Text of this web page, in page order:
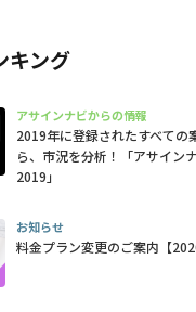
キング
アサインナビからの情報
2019年に登録されたすべての
ら、市況を分析！「アサイン
2019」
お知らせ
料金プラン変更のご案内【